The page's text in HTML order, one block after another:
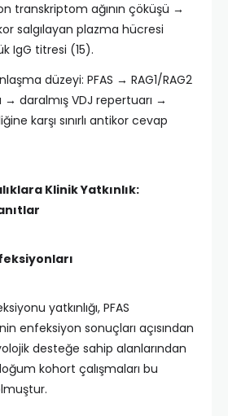
transkriptom ağının çöküşü →
salgılayan plazma hücresi
IgG titresi (15).
düzeyi: PFAS → RAG1/RAG2
→ daralmış VDJ repertuarı →
karşı sınırlı antikor cevap
Klinik Yatkınlık:
yatkınlığı, PFAS
enfeksiyon sonuçları açısından
desteğe sahip alanlarından
kohort çalışmaları bu